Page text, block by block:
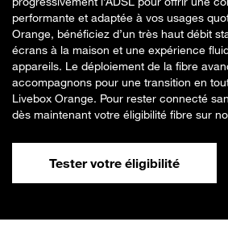
performante et adaptée à vos usages
Orange, bénéficiez d’un très haut débit
écrans à la maison et une expérience
appareils. Le déploiement de la fibre
accompagnons pour une transition en
Livebox Orange. Pour rester connecté
dès maintenant votre éligibilité fibre sur
Tester votre éligibilité